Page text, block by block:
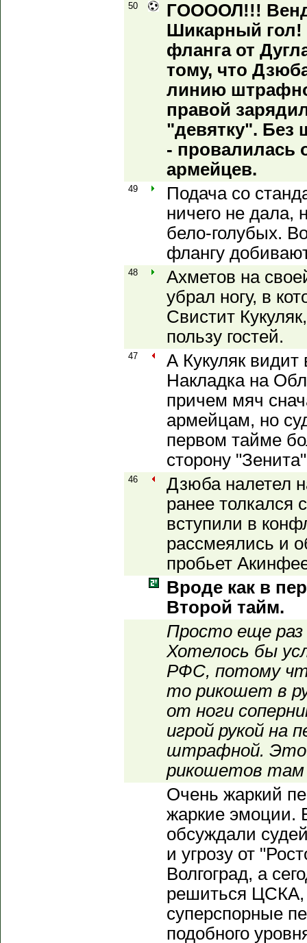
50
ГООООЛ!!!
Шикарный гол!
фланга от
тому, что
линию
правой
"девятку". Без
- провалилась
армейцев.
49
Подача со
ничего не дала,
бело-голубых.
флангу
48
Ахметов на
убрал ногу, в
Свистит
пользу гостей.
47
А Кукуляк
Накладка на
причем мяч
армейцам, но
первом тайме
сторону
46
Дзюба налетел
ранее толкался
вступили в
рассмеялись и
пробьет
Вроде как в
Второй тайм.
Просто еще
Хотелось бы
РФС, потому
то рикошет в
от ноги
игрой рукой на
штрафной. Это
рикошетов там
Очень жаркий
жаркие эмоции.
обсуждали
и угрозу от
Волгоград, а
решиться ЦСКА,
суперспорные
подобного